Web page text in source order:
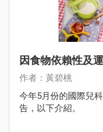
因食物依賴性及
作者：黃碧桃
今年5月份的國際兒
告，以下介紹。